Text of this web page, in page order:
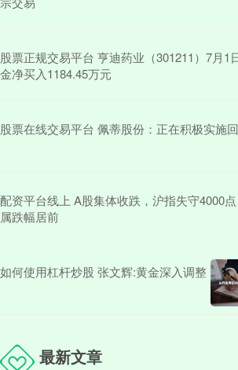
股票正规交易平台 亨迪药业（301211）7月1
金净买入1184.45万元
股票在线交易平台 佩蒂股份：正在积极实施
配资平台线上 A股集体收跌，沪指失守4000
属跌幅居前
如何使用杠杆炒股 张文辉:黄金深入调整
最新文章